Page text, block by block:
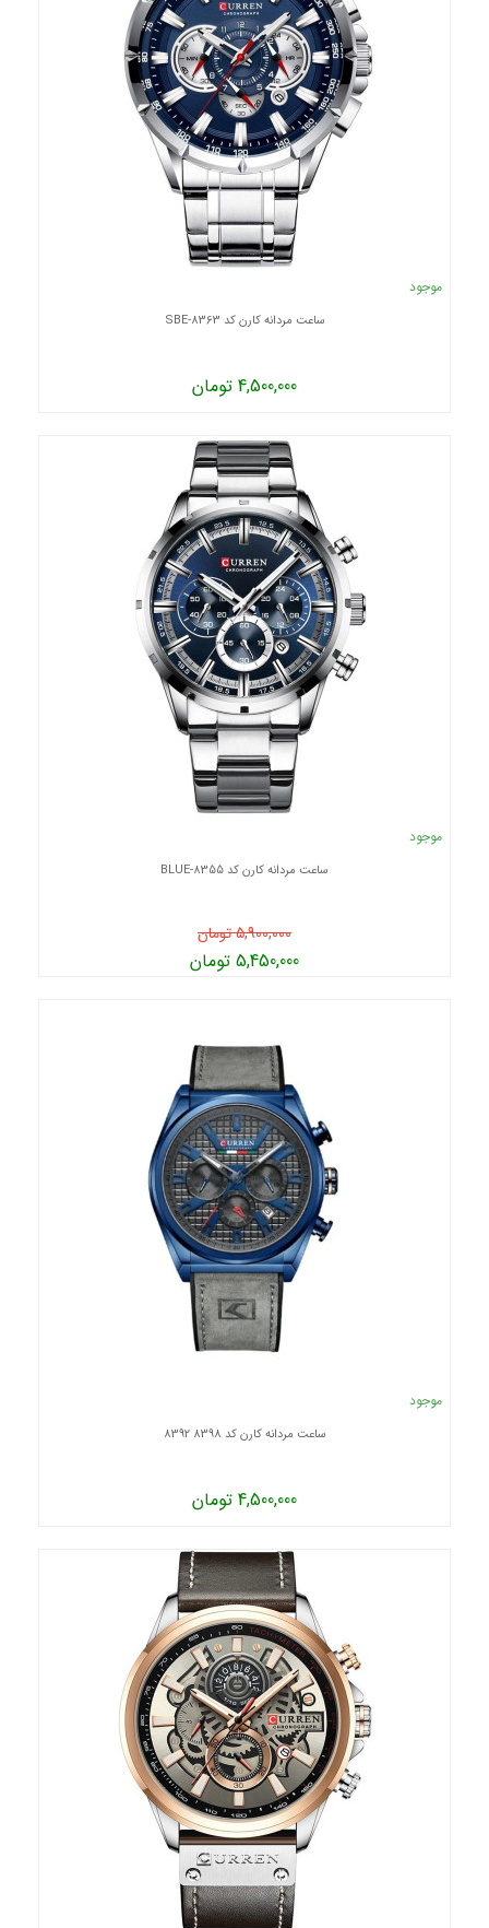
موجود
ساعت مردانه کارن کد 8363-SBE
4,500,000 تومان
موجود
ساعت مردانه کارن کد 8355-BLUE
5,900,000 تومان
5,450,000 تومان
موجود
ساعت مردانه کارن کد 8398 8392
4,500,000 تومان